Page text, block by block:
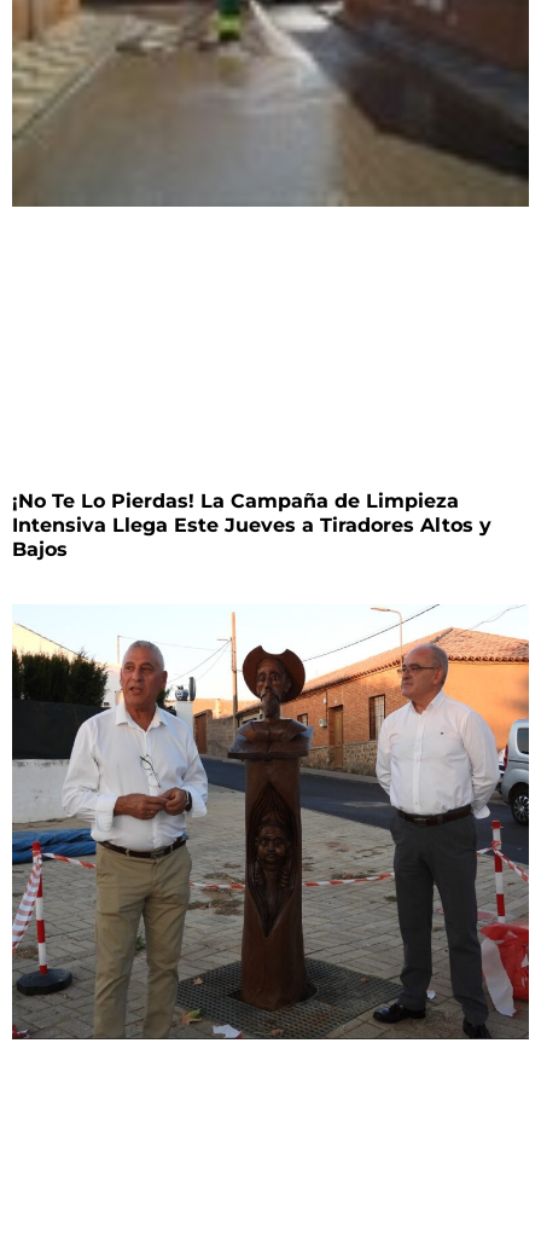
¡No Te Lo Pierdas! La Campaña de Limpieza
Intensiva Llega Este Jueves a Tiradores Altos y
Bajos